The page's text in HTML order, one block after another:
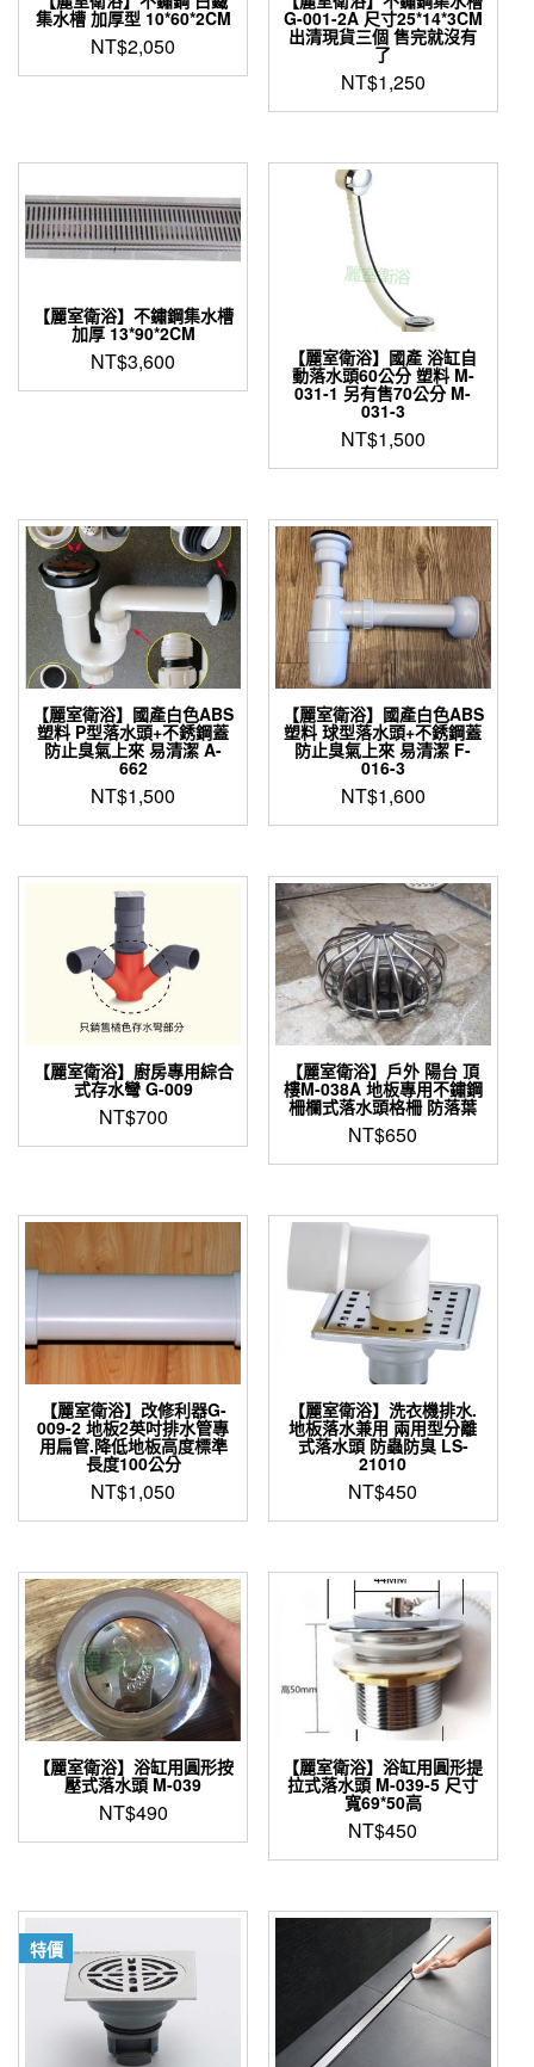
集水槽 加厚型 10*60*2CM
NT$2,050
G-001-2A 尺寸25*14*3CM
出清現貨三個 售完就沒有
了
NT$1,250
【麗室衛浴】不鏽鋼集水槽
加厚 13*90*2CM
NT$3,600 【麗室衛浴】國產 浴缸自
動落水頭60公分 塑料 M-
031-1 另有售70公分 M-
031-3
NT$1,500
【麗室衛浴】國產白色ABS
塑料 P型落水頭+不銹鋼蓋
防止臭氣上來 易清潔 A-
662
NT$1,500
【麗室衛浴】國產白色ABS
塑料 球型落水頭+不銹鋼蓋
防止臭氣上來 易清潔 F-
016-3
NT$1,600
【麗室衛浴】廚房專用綜合
式存水彎 G-009
NT$700
【麗室衛浴】戶外 陽台 頂
樓M-038A 地板專用不鏽鋼
柵欄式落水頭格柵 防落葉
NT$650
【麗室衛浴】改修利器G-
009-2 地板2英吋排水管專
用扁管.降低地板高度標準
長度100公分
NT$1,050
【麗室衛浴】洗衣機排水.
地板落水兼用 兩用型分離
式落水頭 防蟲防臭 LS-
21010
NT$450
【麗室衛浴】浴缸用圓形按
壓式落水頭 M-039
NT$490
【麗室衛浴】浴缸用圓形提
拉式落水頭 M-039-5 尺寸
寬69*50高
NT$450
特價